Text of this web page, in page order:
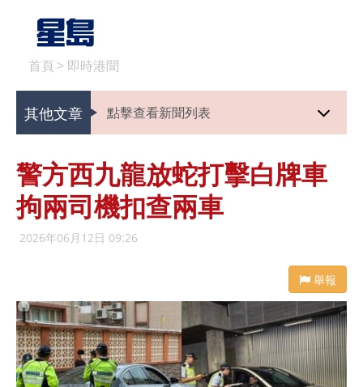
首頁 > 即時港聞
其他文章 點擊查看新聞列表
警方西九龍放蛇打擊白牌車
拘兩司機扣查兩車
2026年06月12日 09:26
舉報